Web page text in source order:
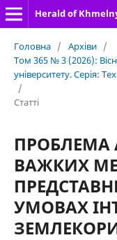
Головна / Архіви /
Том 365 № 3 (2026):
університету. Серія:
/
Статті
ПРОБЛЕМА
ВАЖКИХ
УМОВАХ